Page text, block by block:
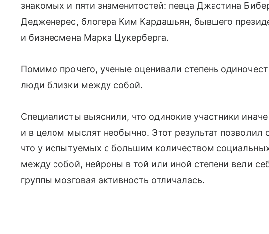
знакомых и пяти знаменитостей: певца Джастина
Дедженерес, блогера Ким Кардашьян, бывшего
и бизнесмена Марка Цукерберга.
Помимо прочего, ученые оценивали степень
люди близки между собой.
Специалисты выяснили, что одинокие участники
и в целом мыслят необычно. Этот результат позволил
что у испытуемых с большим количеством социальных
между собой, нейроны в той или иной степени вели
группы мозговая активность отличалась.